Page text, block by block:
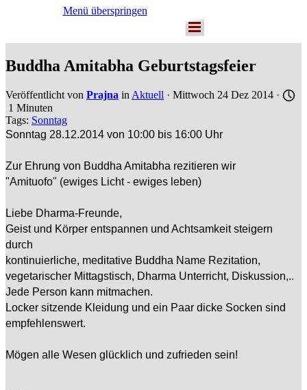
Menü überspringen
Buddha Amitabha Geburtstagsfeier
Veröffentlicht von Prajna in Aktuell · Mittwoch 24 Dez 2014 ·
1 Minuten
Tags: Sonntag
Sonntag 28.12.2014 von 10:00 bis 16:00 Uhr
Zur Ehrung von Buddha Amitabha rezitieren wir
"Amituofo" (ewiges Licht - ewiges leben)
Liebe Dharma-Freunde,
Geist und Körper entspannen und Achtsamkeit steigern
durch
kontinuierliche, meditative Buddha Name Rezitation,
vegetarischer Mittagstisch, Dharma Unterricht, Diskussion,..
Jede Person kann mitmachen.
Locker sitzende Kleidung und ein Paar dicke Socken sind
empfehlenswert.
Mögen alle Wesen glücklich und zufrieden sein!